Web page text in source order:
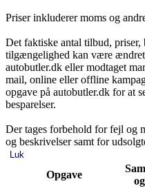
Priser inkluderer moms og
Det faktiske antal tilbud, priser,
tilgængelighed kan være
autobutler.dk eller modtaget
mail, online eller offline
opgave på autobutler.dk for at
besparelser.
Der tages forbehold for fejl og
og beskrivelser samt for
Luk
Opgave